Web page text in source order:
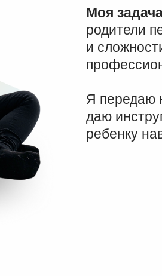
Моя
родители
и
Я передаю
даю
ребенку